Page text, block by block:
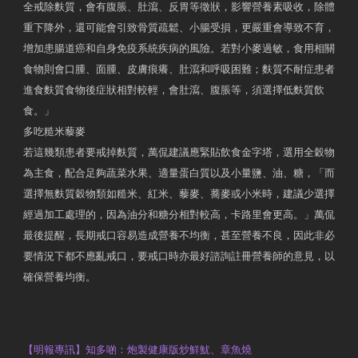
全戒除麩質，會有腹脹、肚瀉、反胃等徵狀，影響營養素吸收，除體
重下降外，還可能會引致骨質疏鬆、小腸受損，更嚴重會導致不育，
增加患腸道癌和自身免疫系統疾病的風險。若對小麥過敏，食用相關
食物則會口腫、面腫、皮膚痕癢、肚瀉和呼吸困難；麩質不耐症患者
進食麩質食物後症狀相對較輕，會肚瀉、腹脹等，須選擇低麩質飲
食。」
多吃糙米藜麥
若這幾類患者要戒掉麩質，萬侃建議應緊貼飲食金字塔，選用全穀物
為主食，配合足夠蔬菜水果、適量蛋白質以及小量鹽、油、糖，「而
選擇無麩質穀物類如糙米、紅米、藜麥、蕎麥或小米時，建議少選擇
經過加工處理的，因為油分和糖分相對較高，卡路里會更高。」萬侃
最後提醒，長期戒口容易造成營養不均衡，甚至營養不良，因此非必
要情況下都不應亂戒口，要戒口時亦最好諮詢註冊營養師的意見，以
確保營養均衡。
【明報專訊】知多啲：炮製健康版炒鮮魷、章魚燒